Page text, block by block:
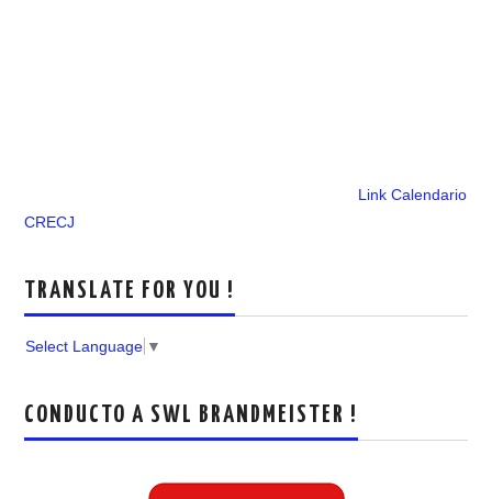
Link Calendario
CRECJ
TRANSLATE FOR YOU !
Select Language ▼
CONDUCTO A SWL BRANDMEISTER !